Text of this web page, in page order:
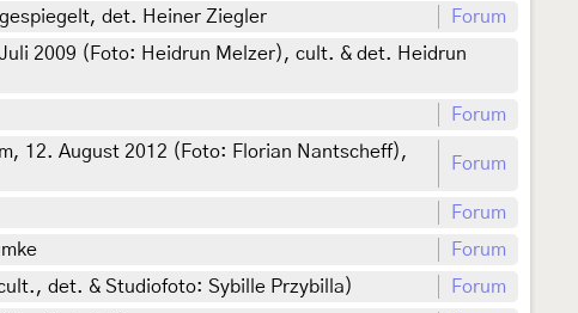
det. Heiner Ziegler
Forum
2009 (Foto: Heidrun Melzer), cult. & det. Heidrun
Forum
12. August 2012 (Foto: Florian Nantscheff),
Forum
Forum
Forum
det. & Studiofoto: Sybille Przybilla)
Forum